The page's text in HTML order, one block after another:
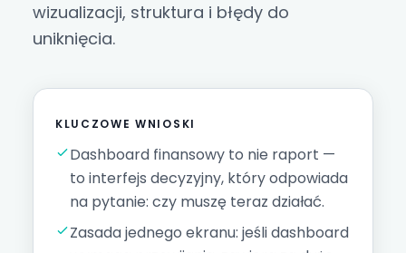
wizualizacji, struktura i błędy do
uniknięcia.
KLUCZOWE WNIOSKI
Dashboard finansowy to nie raport —
to interfejs decyzyjny, który odpowiada
na pytanie: czy muszę teraz działać.
Zasada jednego ekranu: jeśli dashboard